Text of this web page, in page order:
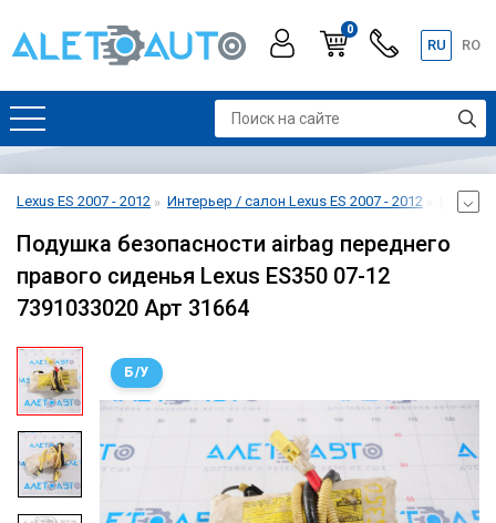
0
RU RO
Lexus ES 2007 - 2012 Интерьер / салон Lexus ES 2007 - 2012
Подушка безопасности airbag переднего
правого сиденья Lexus ES350 07-12
7391033020 Арт 31664
Б/У